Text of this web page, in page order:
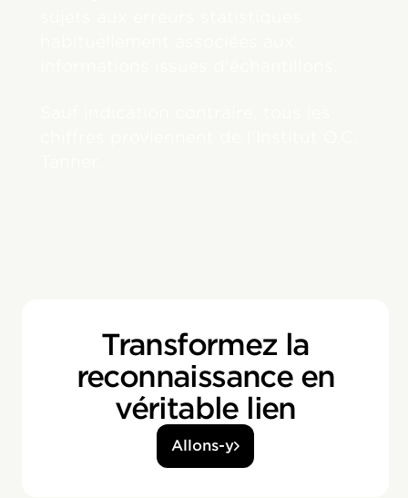
Transformez la
reconnaissance en
véritable lien
Allons-y